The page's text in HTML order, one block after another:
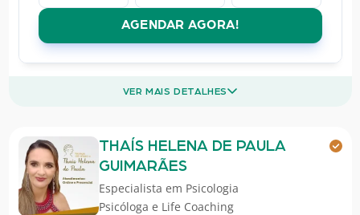
AGENDAR AGORA!
VER MAIS DETALHES
THAÍS HELENA DE PAULA
GUIMARÃES
Especialista em Psicologia
Psicóloga e Life Coaching